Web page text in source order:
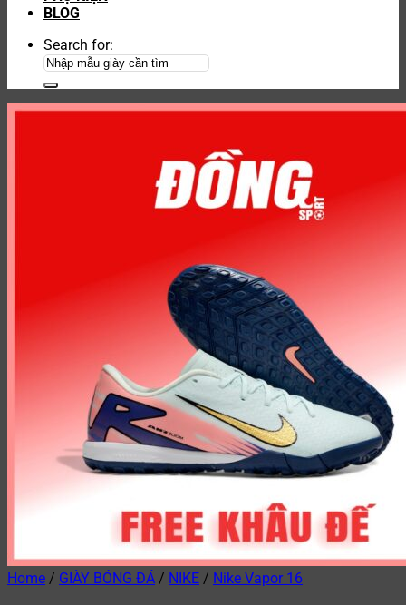
BLOG
Search for:
Home / GIÀY BÓNG ĐÁ / NIKE / Nike Vapor 16